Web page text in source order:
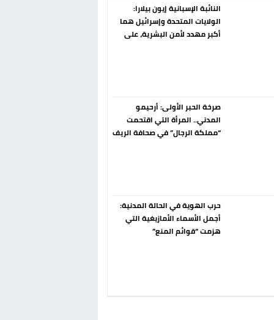
النائبة الإسبانية إيون بيلارا:
الولايات المتحدة وإسرائيل هما
أكبر مهدد لأمن البشرية، على
صرخة الحبر الأولى: أرحيمو
المدني.. المرأة التي اقتحمت
“مملكة الرجال” في صحافة الريف
حرب الهوية في الحالة المدنية:
أجمل الأسماء الأمازيغية التي
هزمت “قوائم المنع”